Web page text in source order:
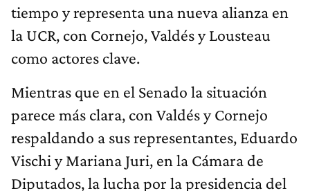
tiempo y representa una nueva alianza en
la UCR, con Cornejo, Valdés y Lousteau
como actores clave.
Mientras que en el Senado la situación
parece más clara, con Valdés y Cornejo
respaldando a sus representantes, Eduardo
Vischi y Mariana Juri, en la Cámara de
Diputados, la lucha por la presidencia del